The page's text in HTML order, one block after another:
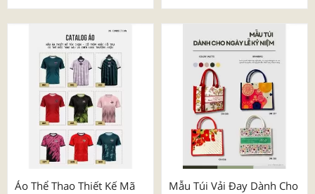
Áo Thể Thao Thiết Kế Mã
Mẫu Túi Vải Đay Dành Cho